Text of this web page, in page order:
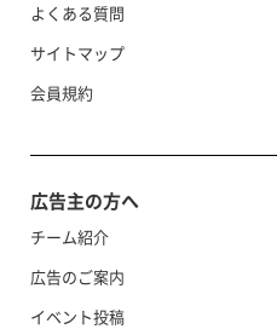
よくある質問
サイトマップ
会員規約
広告主の方へ
チーム紹介
広告のご案内
イベント投稿